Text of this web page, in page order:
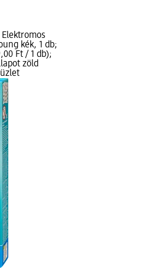
kék, 1 db;
Ft / 1 db);
zöld